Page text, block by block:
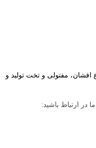
افشان، مفتولی و تخت تولید و
در ارتباط باشید: